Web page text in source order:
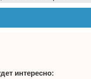
интересно: